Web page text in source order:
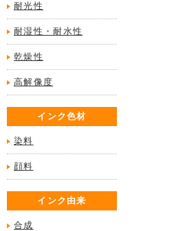
耐光性
耐湿性・耐水性
乾燥性
高解像度
インク色材
染料
顔料
インク由来
合成